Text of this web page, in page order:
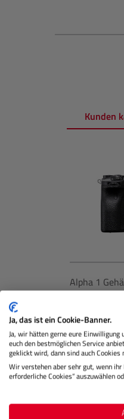
Kunden
Alpha 1
Lagernd
Preis
IN
Ja, das ist ein Cookie-Banner.
Ja, wir hätten gerne eure
euch den bestmöglichen Service
geklickt wird, dann sind auch
Wir verstehen aber sehr gut, wenn
erforderliche Cookies“ auszuwählen